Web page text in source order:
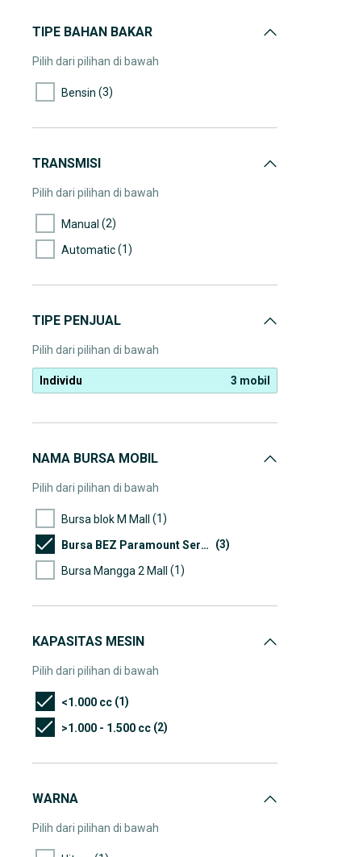
TIPE BAHAN BAKAR
Pilih dari pilihan di bawah
Bensin (3)
TRANSMISI
Pilih dari pilihan di bawah
Manual (2)
Automatic(1)
TIPE PENJUAL
Pilih dari pilihan di bawah
Individu 3 mobil
NAMA BURSA MOBIL
Pilih dari pilihan di bawah
Bursa blok M Mall (1)
Bursa BEZ Paramount Serpong (3)
Bursa Mangga 2 Mall (1)
KAPASITAS MESIN
Pilih dari pilihan di bawah
<1.000 cc (1)
>1.000 - 1.500 cc (2)
WARNA
Pilih dari pilihan di bawah